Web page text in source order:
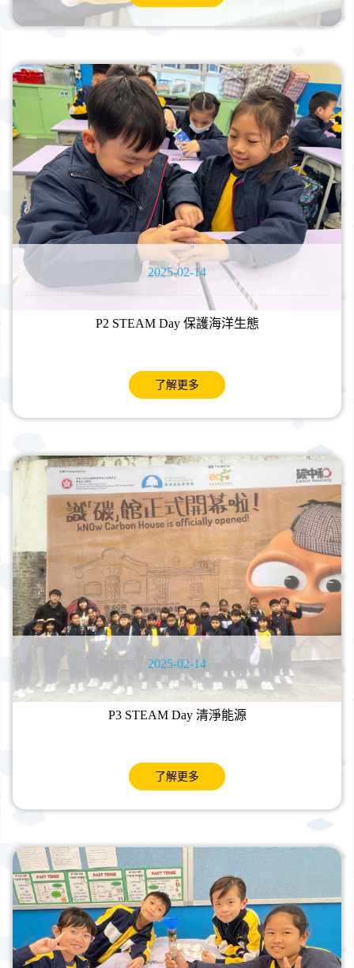
2025-02-14
P2 STEAM Day 保護海洋生態
了解更多
2025-02-14
P3 STEAM Day 清淨能源
了解更多